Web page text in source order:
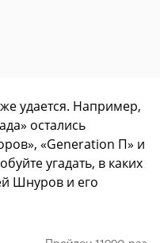
удается. Например,
остались
«Generation П» и
угадать, в каких
Шнуров и его